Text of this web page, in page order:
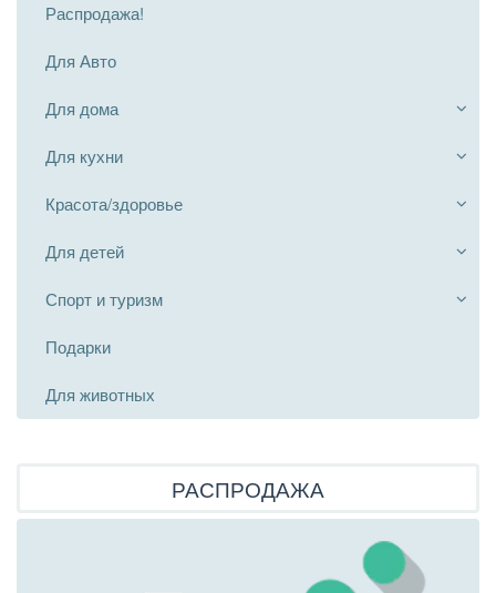
Распродажа!
Для Авто
Для дома
Для кухни
Красота/здоровье
Для детей
Спорт и туризм
Подарки
Для животных
РАСПРОДАЖА